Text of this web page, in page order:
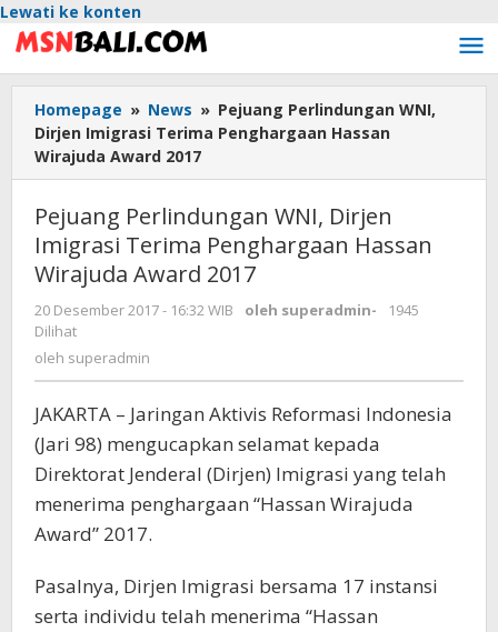
Lewati ke konten
Homepage » News » Pejuang Perlindungan WNI,
Dirjen Imigrasi Terima Penghargaan Hassan
Wirajuda Award 2017
Pejuang Perlindungan WNI, Dirjen
Imigrasi Terima Penghargaan Hassan
Wirajuda Award 2017
20 Desember 2017 - 16:32 WIB oleh superadmin-
1945
Dilihat
oleh superadmin
JAKARTA – Jaringan Aktivis Reformasi Indonesia
(Jari 98) mengucapkan selamat kepada
Direktorat Jenderal (Dirjen) Imigrasi yang telah
menerima penghargaan “Hassan Wirajuda
Award” 2017.
Pasalnya, Dirjen Imigrasi bersama 17 instansi
serta individu telah menerima “Hassan